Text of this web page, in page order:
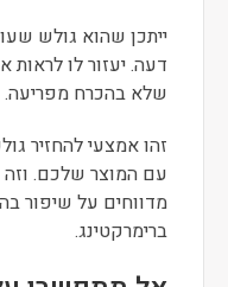
ייתכן שהוא גולש
דעה. יעזור לו לראות
שלא בהכרח מפריעה.
זהו אמצעי להחזיר
עם המוצר שלכם.
מדווחים על שיפור
ברימרקטינג.